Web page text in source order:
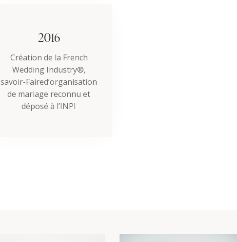
2016
Création de la French
Wedding Industry®,
savoir-Faired’organisation
de mariage reconnu et
déposé à l’INPI